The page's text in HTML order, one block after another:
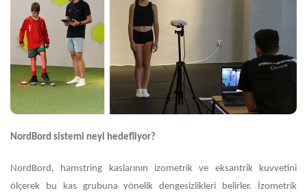
NordBord sistemi neyi hedefliyor?
NordBord, hamstring kaslarının izometrik ve eksantrik kuvvetini
ölçerek bu kas grubuna yönelik dengesizlikleri belirler. İzometrik